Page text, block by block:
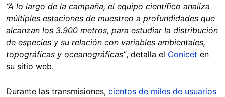
“A lo largo de la campaña, el equipo científico analiza
múltiples estaciones de muestreo a profundidades que
alcanzan los 3.900 metros, para estudiar la distribución
de especies y su relación con variables ambientales,
topográficas y oceanográficas”, detalla el Conicet en
su sitio web.
Durante las transmisiones, cientos de miles de usuarios